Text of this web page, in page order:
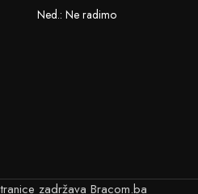
Ned.: Ne radimo
zadržava Bracom.ba